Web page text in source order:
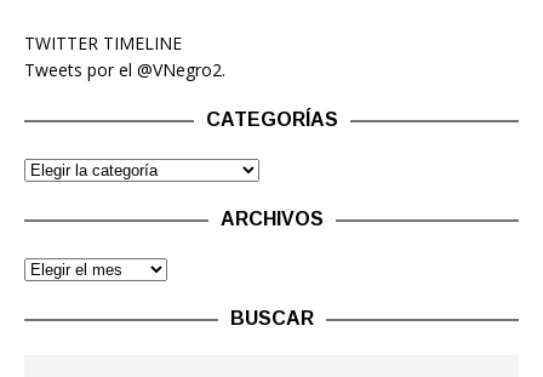
TWITTER TIMELINE
Tweets por el @VNegro2.
CATEGORÍAS
ARCHIVOS
BUSCAR